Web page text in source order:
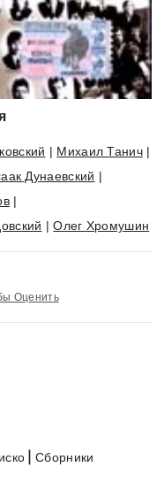
| Михаил Танич|
Дунаевский |
|
|Олег Хромушин
Оценить
|Сборники